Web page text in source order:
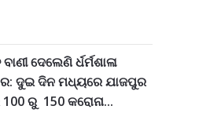
ଦେଲେଣି ର୍ଧର୍ମଶାଳା
ଦୁଇ ଦିନ ମଧ୍ୟରେ ଯାଜପୁର
ରୁ 150 କରୋନା...